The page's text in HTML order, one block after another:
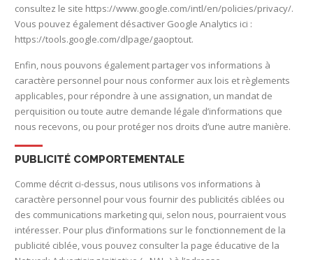
consultez le site https://www.google.com/intl/en/policies/privacy/.
Vous pouvez également désactiver Google Analytics ici :
https://tools.google.com/dlpage/gaoptout.
Enfin, nous pouvons également partager vos informations à
caractère personnel pour nous conformer aux lois et règlements
applicables, pour répondre à une assignation, un mandat de
perquisition ou toute autre demande légale d’informations que
nous recevons, ou pour protéger nos droits d’une autre manière.
PUBLICITÉ COMPORTEMENTALE
Comme décrit ci-dessus, nous utilisons vos informations à
caractère personnel pour vous fournir des publicités ciblées ou
des communications marketing qui, selon nous, pourraient vous
intéresser. Pour plus d’informations sur le fonctionnement de la
publicité ciblée, vous pouvez consulter la page éducative de la